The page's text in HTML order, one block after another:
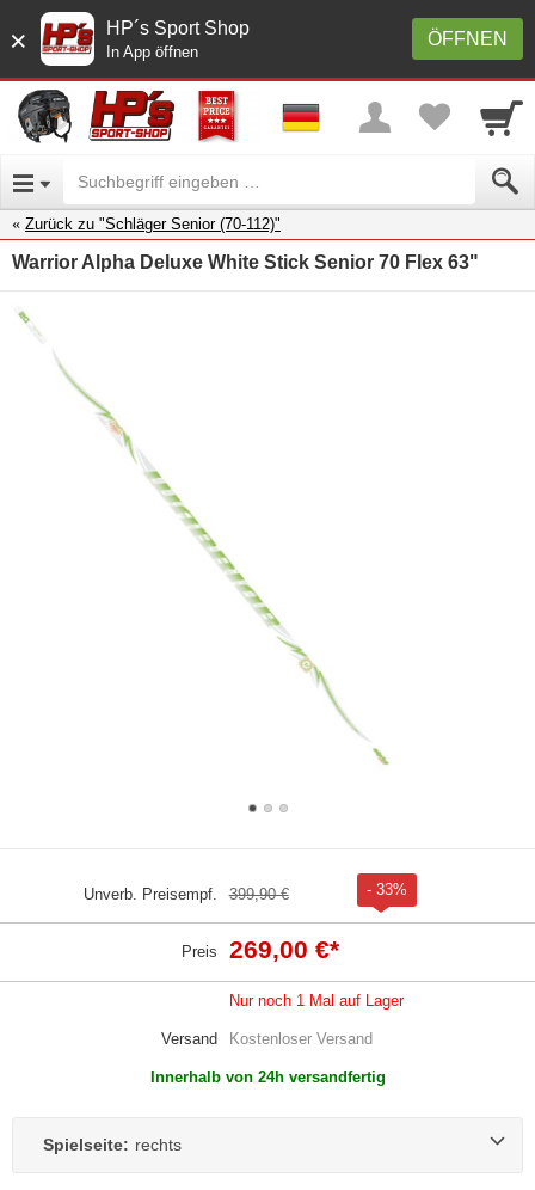
× ÖFFNEN
HP´s Sport Shop
In App öffnen
Zurück zu "Schläger Senior (70-112)"
Warrior Alpha Deluxe White Stick Senior 70 Flex 63"
Unverb. Preisempf. 399,90 € - 33%
Preis 269,00 €*
Nur noch 1 Mal auf Lager
Versand Kostenloser Versand
Innerhalb von 24h versandfertig
Spielseite: rechts